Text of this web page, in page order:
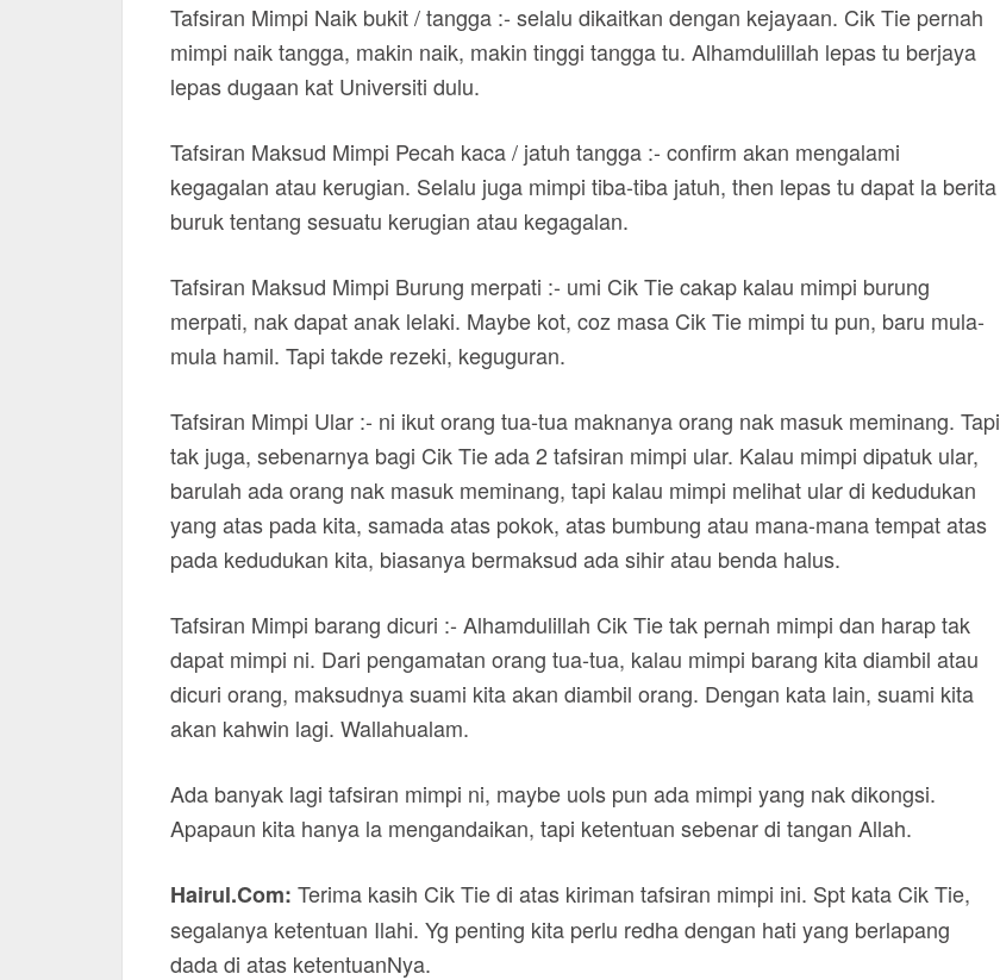
Tafsiran Mimpi Naik bukit / tangga :- selalu dikaitkan dengan kejayaan. Cik Tie pernah
mimpi naik tangga, makin naik, makin tinggi tangga tu. Alhamdulillah lepas tu berjaya
lepas dugaan kat Universiti dulu.
Tafsiran Maksud Mimpi Pecah kaca / jatuh tangga :- confirm akan mengalami
kegagalan atau kerugian. Selalu juga mimpi tiba-tiba jatuh, then lepas tu dapat la berita
buruk tentang sesuatu kerugian atau kegagalan.
Tafsiran Maksud Mimpi Burung merpati :- umi Cik Tie cakap kalau mimpi burung
merpati, nak dapat anak lelaki. Maybe kot, coz masa Cik Tie mimpi tu pun, baru mula-
mula hamil. Tapi takde rezeki, keguguran.
Tafsiran Mimpi Ular :- ni ikut orang tua-tua maknanya orang nak masuk meminang. Tapi
tak juga, sebenarnya bagi Cik Tie ada 2 tafsiran mimpi ular. Kalau mimpi dipatuk ular,
barulah ada orang nak masuk meminang, tapi kalau mimpi melihat ular di kedudukan
yang atas pada kita, samada atas pokok, atas bumbung atau mana-mana tempat atas
pada kedudukan kita, biasanya bermaksud ada sihir atau benda halus.
Tafsiran Mimpi barang dicuri :- Alhamdulillah Cik Tie tak pernah mimpi dan harap tak
dapat mimpi ni. Dari pengamatan orang tua-tua, kalau mimpi barang kita diambil atau
dicuri orang, maksudnya suami kita akan diambil orang. Dengan kata lain, suami kita
akan kahwin lagi. Wallahualam.
Ada banyak lagi tafsiran mimpi ni, maybe uols pun ada mimpi yang nak dikongsi.
Apapaun kita hanya la mengandaikan, tapi ketentuan sebenar di tangan Allah.
Hairul.Com: Terima kasih Cik Tie di atas kiriman tafsiran mimpi ini. Spt kata Cik Tie,
segalanya ketentuan Ilahi. Yg penting kita perlu redha dengan hati yang berlapang
dada di atas ketentuanNya.